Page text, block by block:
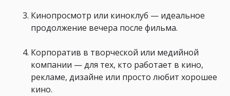
Кинопросмотр или киноклуб — идеальное
продолжение вечера после фильма.
Корпоратив в творческой или медийной
компании — для тех, кто работает в кино,
рекламе, дизайне или просто любит хорошее
кино.